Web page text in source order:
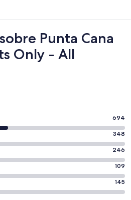
Punta Cana
Only - All
694
348
246
109
145